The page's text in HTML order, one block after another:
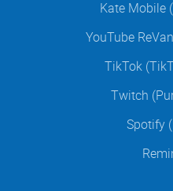
Kate
YouTube
TikTok
Twitch
Spotify